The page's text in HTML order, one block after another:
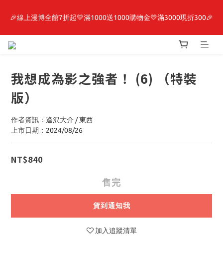
最新開賣🔥「全知讀者視角」 周邊商品
🎉線上漫博全館7折起💛滿1000送1000購物金💛滿3000現折300🎉
【抽籤堂】 影之強者、你又被殺了呢，偵探大人、約會大作戰、
最新開賣🔥「全知讀者視角」 周邊商品
我想成為影之強者！ (6) （特裝
版）
作者資訊：逢沢大介 / 東西
上市日期：2024/08/26
NT$840
售完
貨到通知我
加入追蹤清單